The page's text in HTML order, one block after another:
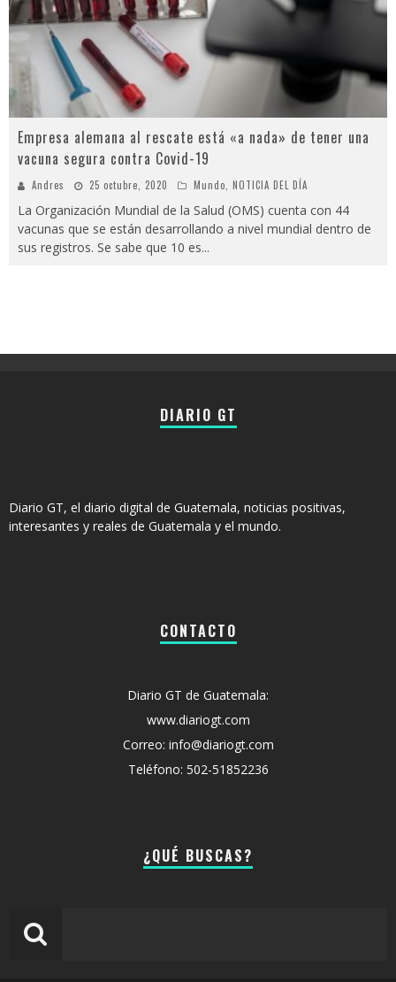
Empresa alemana al rescate está «a nada» de tener una
vacuna segura contra Covid-19
Andres 25 octubre, 2020 Mundo NOTICIA DEL DÍA
La Organización Mundial de la Salud (OMS) cuenta con 44
vacunas que se están desarrollando a nivel mundial dentro de
sus registros. Se sabe que 10 es...
DIARIO GT
Diario GT, el diario digital de Guatemala, noticias positivas,
interesantes y reales de Guatemala y el mundo.
CONTACTO
Diario GT de Guatemala:
www.diariogt.com
Correo: info@diariogt.com
Teléfono: 502-51852236
¿QUÉ BUSCAS?